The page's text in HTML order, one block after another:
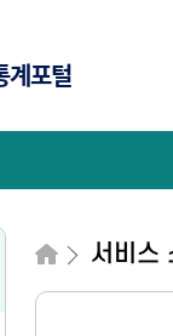
계포털
서비스